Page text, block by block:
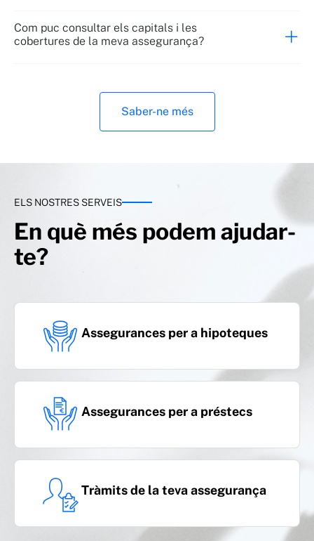
Com puc consultar els capitals i les
cobertures de la meva assegurança?
Saber-ne més
ELS NOSTRES SERVEIS
En què més podem ajudar-
te?
Assegurances per a hipoteques
Assegurances per a préstecs
Tràmits de la teva assegurança